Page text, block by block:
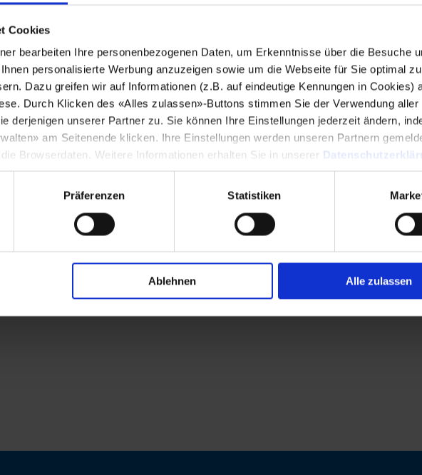
Cookies
bearbeiten Ihre personenbezogenen Daten, um Erkenntnisse über die Besuche
personalisierte Werbung anzuzeigen sowie um die Webseite für Sie optimal
Dazu greifen wir auf Informationen (z.B. auf eindeutige Kennungen in Cookies)
Durch Klicken des «Alles zulassen»-Buttons stimmen Sie der Verwendung aller
derjenigen unserer Partner zu. Sie können Ihre Einstellungen jederzeit ändern,
am Seitenende klicken. Ihre Einstellungen werden unseren Partnern
Browserdaten. Weitere Informationen erhalten Sie in unserer
Präferenzen Statistiken
Ablehnen Alle zulassen